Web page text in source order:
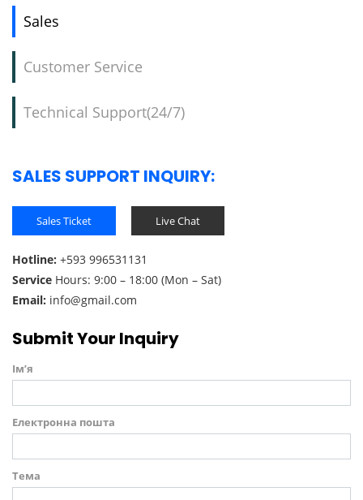
Sales
Customer Service
Technical Support(24/7)
SALES SUPPORT INQUIRY:
Sales Ticket Live Chat
Hotline: +593 996531131
Service Hours: 9:00 – 18:00 (Mon – Sat)
Email: info@gmail.com
Submit Your Inquiry
Ім’я
Електронна пошта
Тема